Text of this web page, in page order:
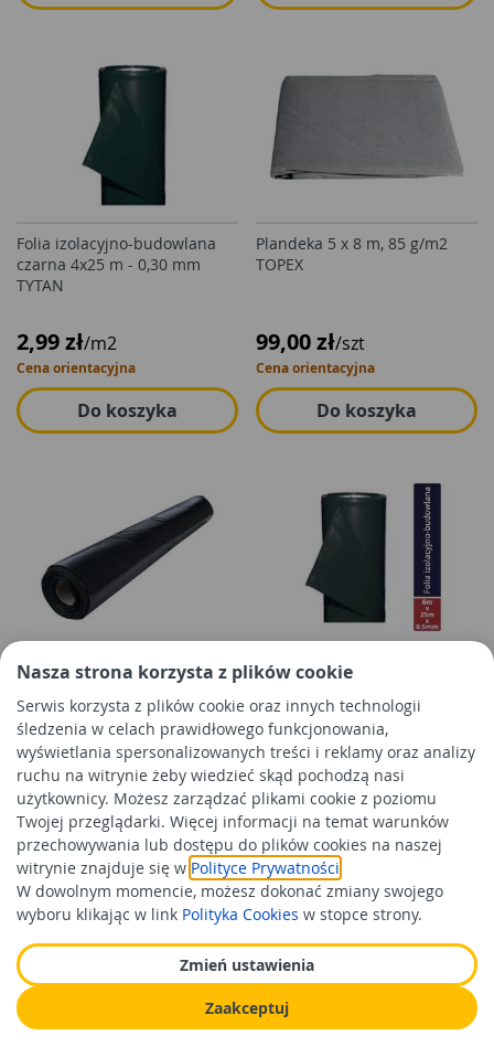
Nasza strona korzysta z plików cookie
Serwis korzysta z plików cookie oraz innych technologii
śledzenia w celach prawidłowego funkcjonowania,
wyświetlania spersonalizowanych treści i reklamy oraz analizy
ruchu na witrynie żeby wiedzieć skąd pochodzą nasi
użytkownicy. Możesz zarządzać plikami cookie z poziomu
Twojej przeglądarki. Więcej informacji na temat warunków
przechowywania lub dostępu do plików cookies na naszej
witrynie znajduje się w Polityce Prywatności
W dowolnym momencie, możesz dokonać zmiany swojego
wyboru klikając w link Polityka Cookies w stopce strony.
Zmień ustawienia
Zaakceptuj
Folia izolacyjno-budowlana
czarna 4x25 m - 0,30 mm
TYTAN
2,99 zł/m2
Cena orientacyjna
Do koszyka
Plandeka 5 x 8 m, 85 g/m2
TOPEX
99,00 zł/szt
Cena orientacyjna
Do koszyka
Folia budowlana Inbud 0,2,
4x25 m czarna DEKTRA
82,99 zł/rol
Cena orientacyjna
Do koszyka
Folia izolacyjno-budowlana
TYTAN PROFESSIONAL
19,99 zł/mb
Cena orientacyjna
Do koszyka